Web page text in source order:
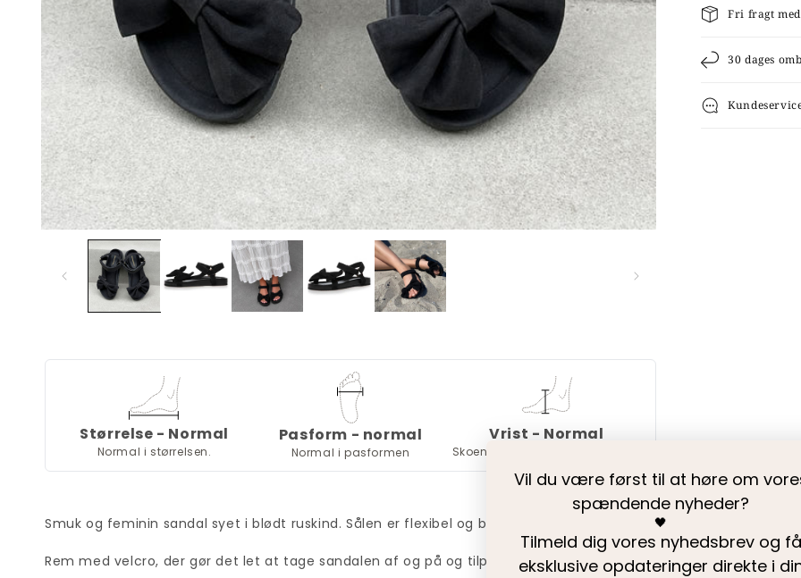
Størrelse - Normal
Normal i størrelsen.
Pasform - normal
Normal i pasformen
Vrist - Normal
Skoen har en normal vristhøjde.
Smuk og feminin sandal syet i blødt ruskind. Sålen er flexibel og blød.
Rem med velcro, der gør det let at tage sandalen af og på og tilpasse til optimal pasform
Fri fragt med
30 dages
Vil du være først til at høre om
spændende nyheder?
🖤
Tilmeld dig vores nyhedsbrev og få
eksklusive opdateringer direkte i